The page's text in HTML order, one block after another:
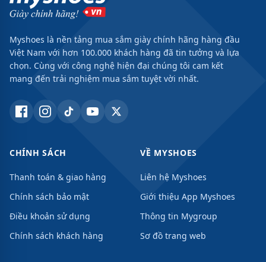
Myshoes là nền tảng mua sắm giày chính hãng hàng đầu
Việt Nam với hơn 100.000 khách hàng đã tin tưởng và lựa
chọn. Cùng với công nghệ hiện đại chúng tôi cam kết
mang đến trải nghiệm mua sắm tuyệt vời nhất.
CHÍNH SÁCH
Thanh toán & giao hàng
Chính sách bảo mật
Điều khoản sử dụng
Chính sách khách hàng
VỀ MYSHOES
Liên hệ Myshoes
Giới thiệu App Myshoes
Thông tin Mygroup
Sơ đồ trang web